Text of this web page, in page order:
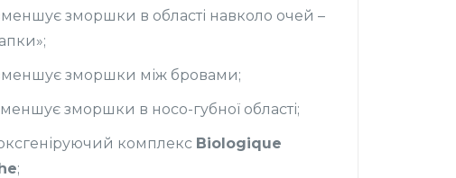
зморшки в області навколо очей –
зморшки між бровами;
зморшки в носо-губної області;
комплекс Biologique
;